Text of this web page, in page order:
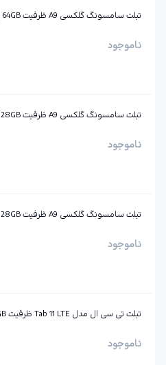
تبلت سامسونگ گلکسی A9 ظرفیت 64GB رم 4GB
ناموجود
تبلت سامسونگ گلکسی A9 ظرفیت 128GB رم 4GB
ناموجود
تبلت سامسونگ گلکسی A9 ظرفیت 128GB رم 8GB
ناموجود
تبلت تی سی ال مدل Tab 11 LTE ظرفیت 64GB رم 4GB
ناموجود